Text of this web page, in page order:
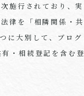
施行されており、実
律を「相隣関係・共
つに大別して、ブログ
・相続登記を含む登